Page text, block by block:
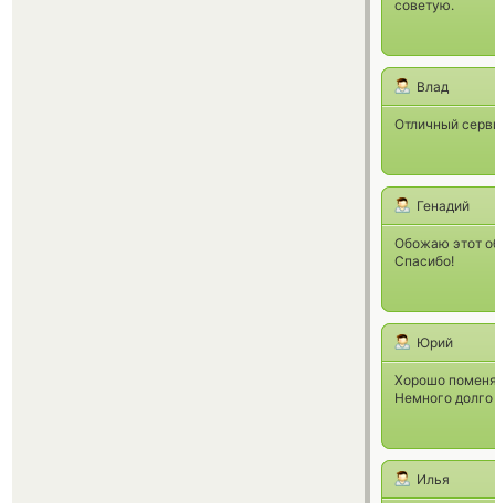
советую.
Влад
Отличный
Генадий
Обожаю этот
Спасибо!
Юрий
Хорошо
Немного
Илья